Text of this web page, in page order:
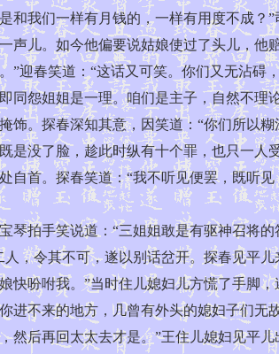
和我们一样有月钱的，一样有用度不成
声儿。如今他偏要说姑娘使过了头儿，
”迎春笑道：“这话又可笑。你们又无沾碍
同怨姐姐是一理。咱们是主子，自然不
饰。探春深知其意，因笑道：“你们所以
是没了脸，趁此时纵有十个罪，也只一
自首。探春笑道：“我不听见便罢，既听
手笑说道：“三姐姐敢是有驱神召将的
，令其不可，遂以别话岔开。探春见平
快吩咐我。”当时住儿媳妇儿方慌了手脚
进不来的地方，几曾有外头的媳妇子们
然后再回太太去才是。”王住儿媳妇见平